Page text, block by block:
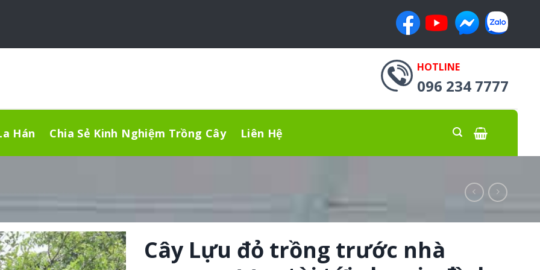
HOTLINE
096 234 7777
Hán Chia Sẻ Kinh Nghiệm Trồng Cây Liên Hệ
Cây Lựu đỏ trồng trước nhà